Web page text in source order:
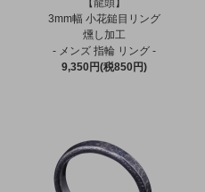
【龍頭】
3mm幅 小花鎚目リング
燻し加工
- メンズ 指輪 リング -
9,350円(税850円)